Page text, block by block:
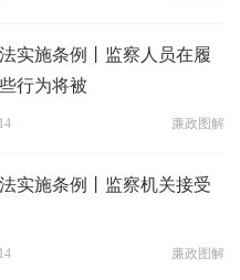
实施条例丨监察人员在履
行为将被
廉政图解
实施条例丨监察机关接受
廉政图解